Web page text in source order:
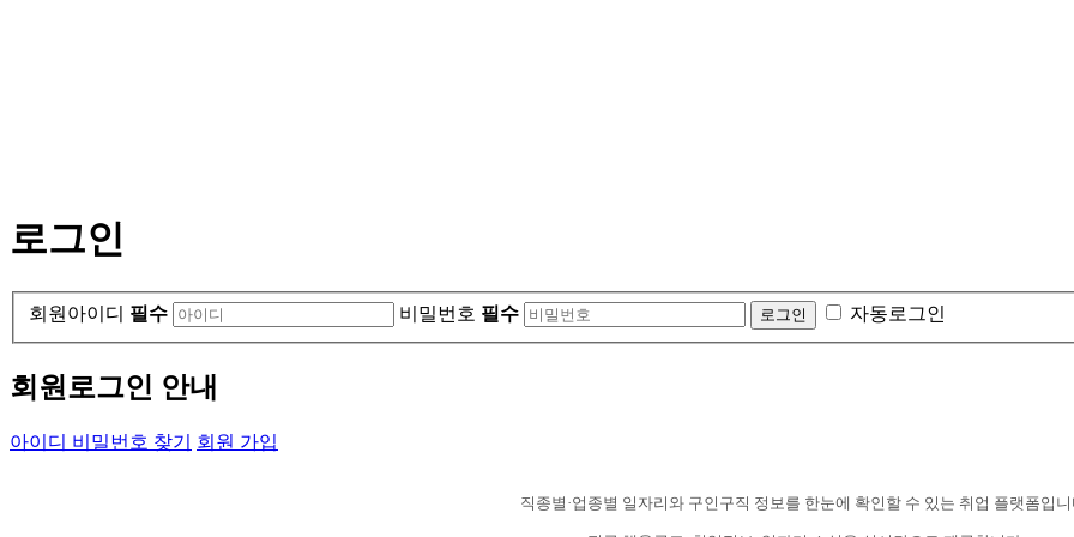
로그인
회원아이디 필수 비밀번호 필수 자동로그인
회원로그인 안내
아이디 비밀번호 찾기 회원 가입
직종별·업종별 일자리와 구인구직 정보를 한눈에 확인할 수 있는 취업 플랫폼입